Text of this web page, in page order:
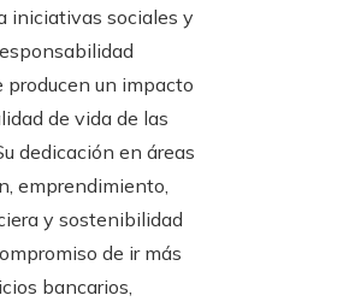
iniciativas sociales y
producen un impacto
de vida de las
dedicación en áreas
emprendimiento,
y sostenibilidad
de ir más
bancarios,